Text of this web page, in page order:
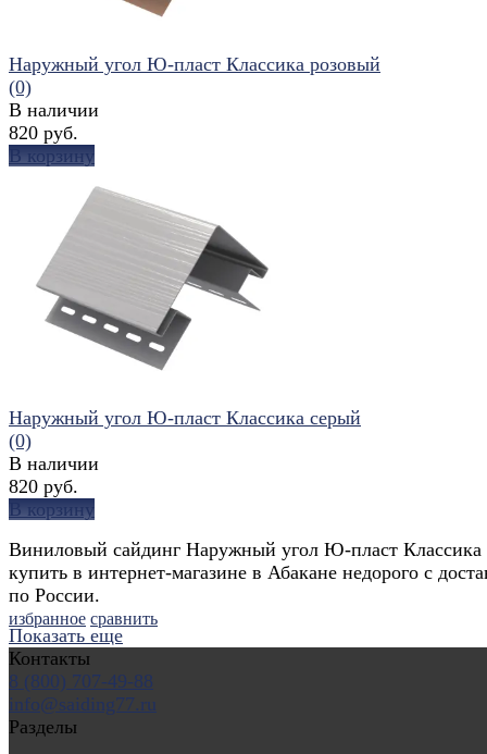
избранное
Наружный угол Ю-пласт Классика розовый
(0)
В наличии
820 руб.
В корзину
избранное сравнить
Наружный угол Ю-пласт Классика серый
(0)
В наличии
820 руб.
В корзину
Виниловый сайдинг Наружный угол Ю-пласт Классика
купить в интернет-магазине в Абакане недорого с
по России.
Показать еще
Контакты
8 (800) 707-49-88
info@saiding77.ru
Разделы